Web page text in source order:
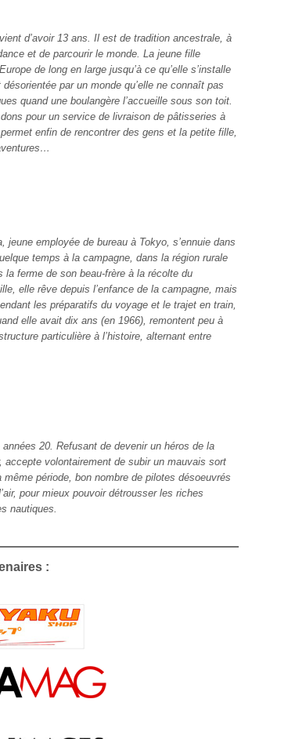
d’avoir 13 ans. Il est de tradition ancestrale, à
et de parcourir le monde. La jeune fille
de long en large jusqu’à ce qu’elle s’installe
par un monde qu’elle ne connaît pas
quand une boulangère l’accueille sous son toit.
pour un service de livraison de pâtisseries à
enfin de rencontrer des gens et la petite fille,
jeune employée de bureau à Tokyo, s’ennuie dans
temps à la campagne, dans la région rurale
la ferme de son beau-frère à la récolte du
elle rêve depuis l’enfance de la campagne, mais
les préparatifs du voyage et le trajet en train,
elle avait dix ans (en 1966), remontent peu à
particulière à l’histoire, alternant entre
20. Refusant de devenir un héros de la
accepte volontairement de subir un mauvais sort
période, bon nombre de pilotes désoeuvrés
pour mieux pouvoir détrousser les riches
nautiques.
: